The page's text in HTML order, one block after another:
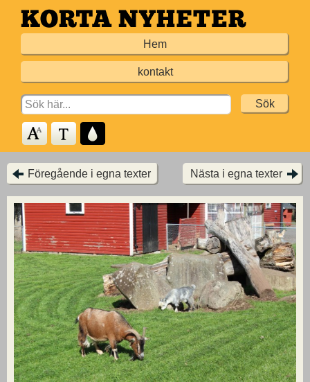
Hoppa
till
Hem
kontakt
Search
for:
Föregående i egna texter Nästa i egna texter